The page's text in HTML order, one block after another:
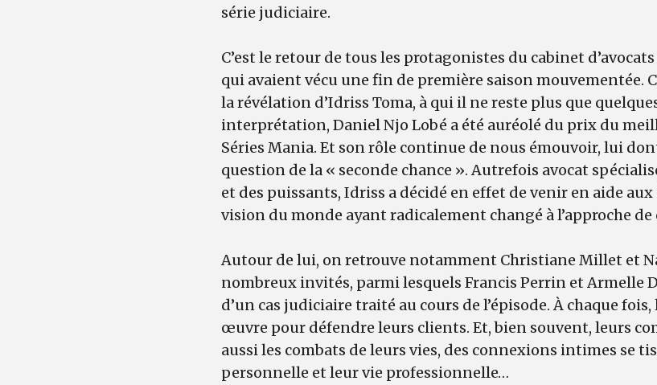
série judiciaire.
C’est le retour de tous les protagonistes du cabinet
qui avaient vécu une fin de première saison mouvementée.
la révélation d’Idriss Toma, à qui il ne reste plus que
interprétation, Daniel Njo Lobé a été auréolé du prix du
Séries Mania. Et son rôle continue de nous émouvoir, lui
question de la « seconde chance ». Autrefois avocat
et des puissants, Idriss a décidé en effet de venir en aide aux
vision du monde ayant radicalement changé à l’approche de
Autour de lui, on retrouve notamment Christiane Millet et
nombreux invités, parmi lesquels Francis Perrin et Armelle
d’un cas judiciaire traité au cours de l’épisode. À chaque
œuvre pour défendre leurs clients. Et, bien souvent, leurs
aussi les combats de leurs vies, des connexions intimes se
personnelle et leur vie professionnelle…